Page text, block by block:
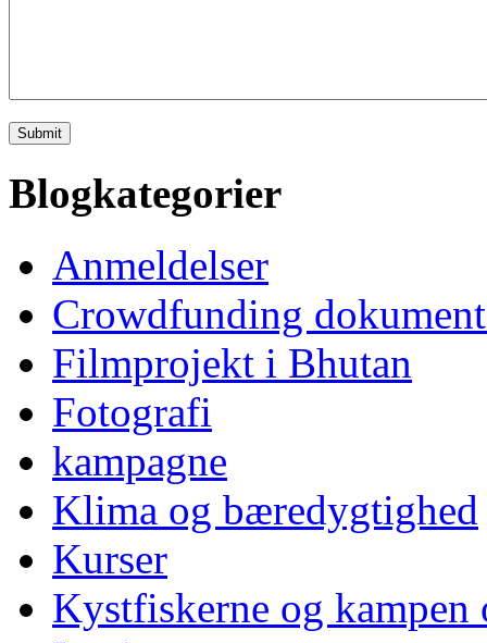
Blogkategorier
Anmeldelser
Crowdfunding
Filmprojekt i Bhutan
Fotografi
kampagne
Klima og bæredygtighed
Kurser
Kystfiskerne og kampen